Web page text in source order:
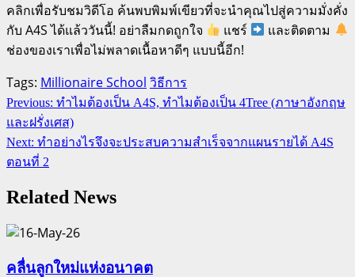
คลิกเพื่อรับชมวิดีโอ ค้นพบพิมพ์เขียวที่จะนำคุณไปสู่ความมั่งคั่ง
กับ A4S ได้แล้ววันนี้! อย่าลืมกดถูกใจ
แชร์
และติดตาม
ช่องของเราเพื่อไม่พลาดเนื้อหาดีๆ แบบนี้อีก!
Tags: Millionaire School วิธีการ
Continue
Reading
Previous: ทำไมต้องเป็น A4S, ทำไมต้องเป็น 4Tree (ภาษาอังกฤษ
และฝรั่งเศส)
Next: ทำอย่างไรจึงจะประสบความสำเร็จจากแผนรายได้ A4S
ตอนที่ 2
Related News
คลื่นลูกใหม่แห่งอนาคต